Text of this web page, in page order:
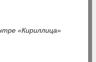
«Кириллица»